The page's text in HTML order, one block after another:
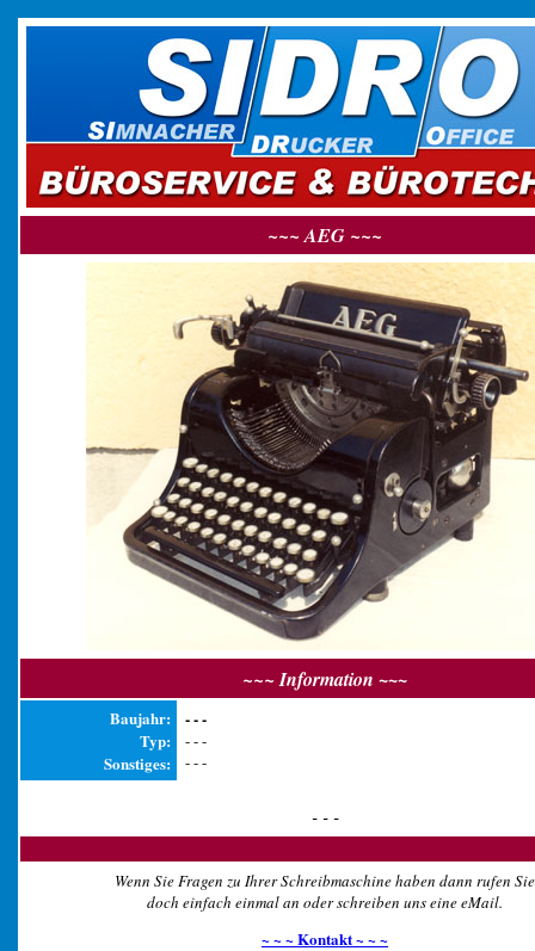
~~~ AEG ~~~
~~~ Information ~~~
Baujahr:
Typ:
Sonstiges:
- - -
- - -
- - -
- - -
Wenn Sie Fragen zu Ihrer Schreibmaschine haben dann rufen Sie
doch einfach einmal an oder schreiben uns eine eMail.
~ ~ ~ Kontakt ~ ~ ~